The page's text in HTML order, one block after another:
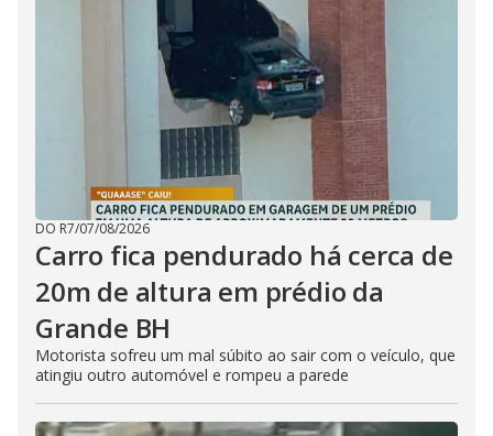
DO R7/07/08/2026
Carro fica pendurado há cerca de
20m de altura em prédio da
Grande BH
Motorista sofreu um mal súbito ao sair com o veículo, que
atingiu outro automóvel e rompeu a parede